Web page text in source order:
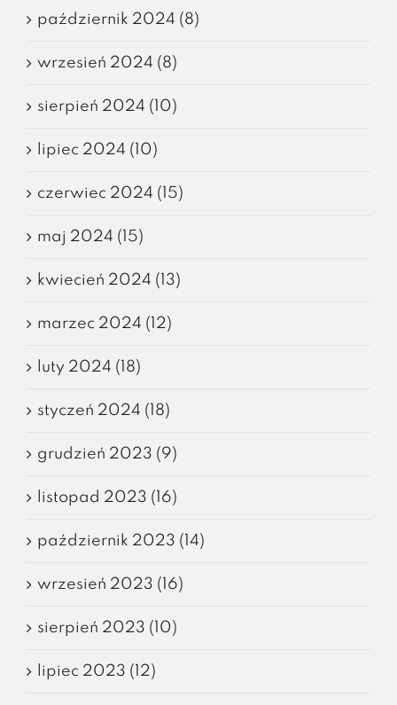
październik 2024 (8)
wrzesień 2024 (8)
sierpień 2024 (10)
lipiec 2024 (10)
czerwiec 2024 (15)
maj 2024 (15)
kwiecień 2024 (13)
marzec 2024 (12)
luty 2024 (18)
styczeń 2024 (18)
grudzień 2023 (9)
listopad 2023 (16)
październik 2023 (14)
wrzesień 2023 (16)
sierpień 2023 (10)
lipiec 2023 (12)